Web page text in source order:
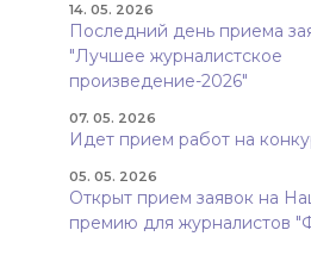
14. 05. 2026
Последний день приема
"Лучшее журналистское
произведение-2026"
07. 05. 2026
Идет прием работ на
05. 05. 2026
Открыт прием заявок на
премию для журналистов